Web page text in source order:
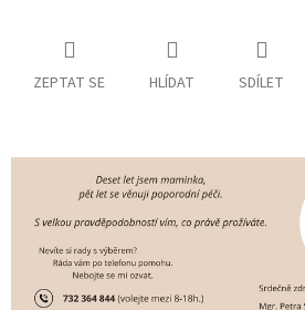
ZEPTAT SE HLÍDAT SDÍLET